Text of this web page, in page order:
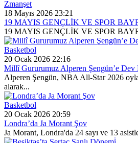
Zmanşet
18 Mayıs 2026 23:21
19 MAYIS GENÇLİK VE SPOR
19 MAYIS GENÇLİK VE SPOR
Basketbol
20 Ocak 2026 22:16
Millî Gururumuz Alperen Şengün’e Dev
Alperen Şengün, NBA All-Star 2026
alarak...
Basketbol
20 Ocak 2026 20:59
Londra’da Ja Morant Şov
Ja Morant, Londra'da 24 sayı ve 13